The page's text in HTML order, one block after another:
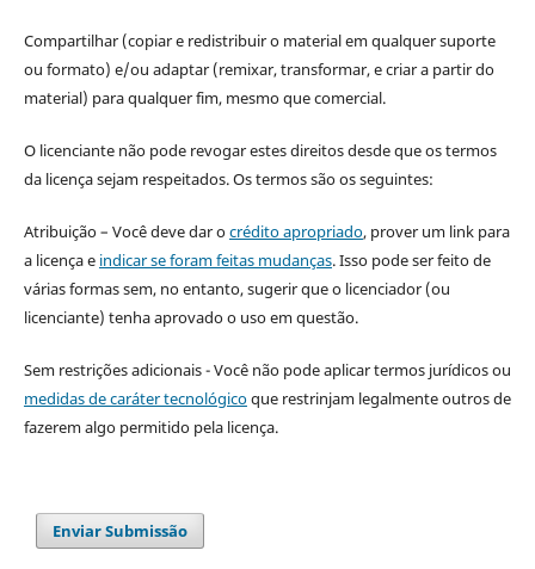
Compartilhar (copiar e redistribuir o material em qualquer suporte
ou formato) e/ou adaptar (remixar, transformar, e criar a partir do
material) para qualquer fim, mesmo que comercial.
O licenciante não pode revogar estes direitos desde que os termos
da licença sejam respeitados. Os termos são os seguintes:
Atribuição – Você deve dar ocrédito apropriado, prover um link para
a licença e indicar se foram feitas mudanças. Isso pode ser feito de
várias formas sem, no entanto, sugerir que o licenciador (ou
licenciante) tenha aprovado o uso em questão.
Sem restrições adicionais - Você não pode aplicar termos jurídicos ou
medidas de caráter tecnológicoque restrinjam legalmente outros de
fazerem algo permitido pela licença.
Enviar Submissão